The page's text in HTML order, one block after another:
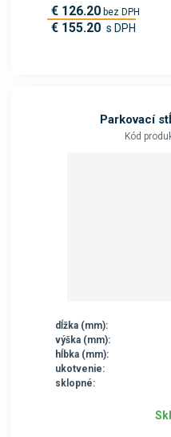
€ 126.20 bez DPH
€ 155.20 s DPH
Parkovací
Kód
dĺžka (mm):
výška (mm):
hĺbka (mm):
ukotvenie:
sklopné: